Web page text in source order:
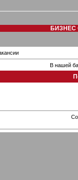
БИЗНЕС
В нашей